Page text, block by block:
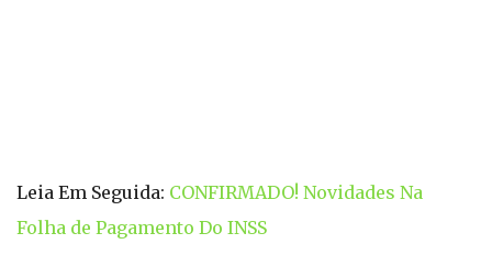
Leia Em Seguida: CONFIRMADO! Novidades Na
Folha de Pagamento Do INSS